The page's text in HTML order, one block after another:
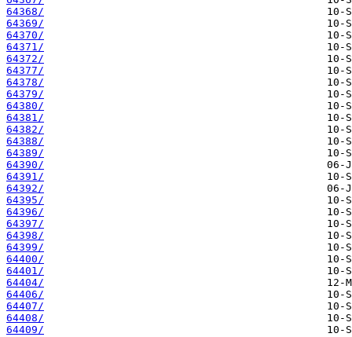
64368/
64369/
64370/
64371/
64372/
64377/
64378/
64379/
64380/
64381/
64382/
64388/
64389/
64390/
64391/
64392/
64395/
64396/
64397/
64398/
64399/
64400/
64401/
64404/
64406/
64407/
64408/
64409/